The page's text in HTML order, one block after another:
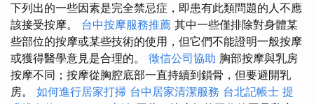
下列出的一些因素是完全禁忌症，即患有此類問題的人不應
該接受按摩。 台中按摩服務推薦 其中一些僅排除對身體某
些部位的按摩或某些技術的使用，但它們不能證明一般按摩
或獲得醫學意見是合理的。 徵信公司協助 胸部按摩與乳房
按摩不同；按摩從胸腔底部一直持續到鎖骨，但要避開乳
房。 如何進行居家打掃 台中居家清潔服務 台北記帳士 提